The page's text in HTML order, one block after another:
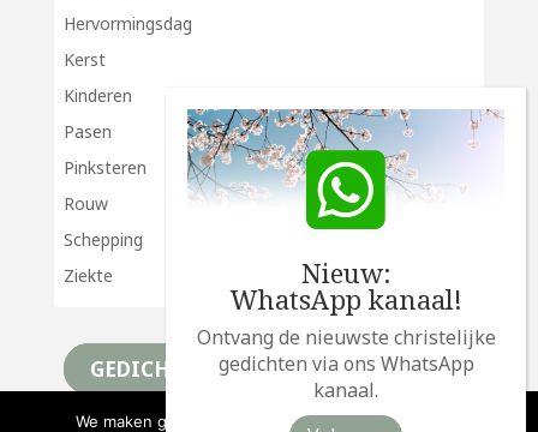
Hervormingsdag
Kerst
Kinderen
Pasen
Pinksteren
Rouw
Schepping
Ziekte
GEDICHTEN
Nieuw:
WhatsApp kanaal!
Ontvang de nieuwste christelijke
gedichten via ons WhatsApp
kanaal.
We maken gebruik van cookies om deze website te